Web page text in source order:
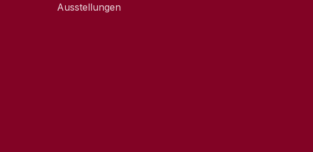
Ausstellungen